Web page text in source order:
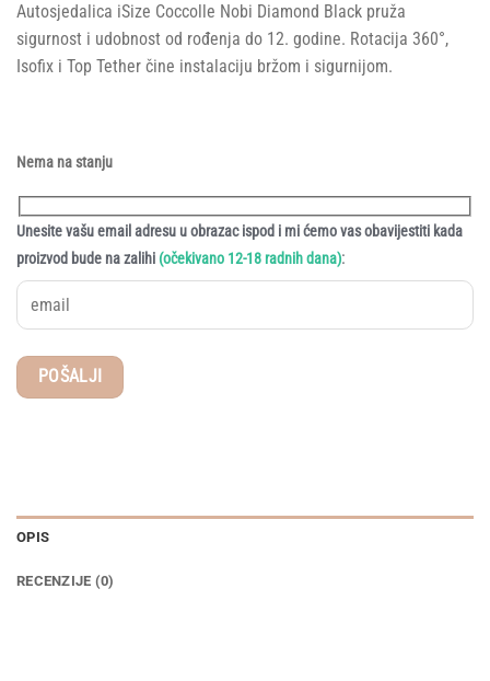
was:
361,90 KM.
is:
289,52 KM.
Autosjedalica iSize Coccolle Nobi Diamond Black pruža
sigurnost i udobnost od rođenja do 12. godine. Rotacija 360°,
Isofix i Top Tether čine instalaciju bržom i sigurnijom.
Nema na stanju
Unesite vašu email adresu u obrazac ispod i mi ćemo vas obavijestiti kada
proizvod bude na zalihi (očekivano 12-18 radnih dana):
OPIS
RECENZIJE (0)